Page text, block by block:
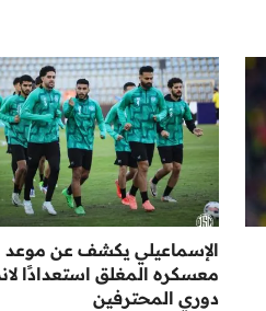
الإسماعيلي يكشف عن موعد
معسكره المغلق استعدادًا
دوري المحترفين